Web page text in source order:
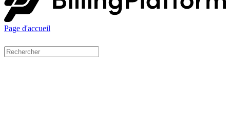
Page d'accueil